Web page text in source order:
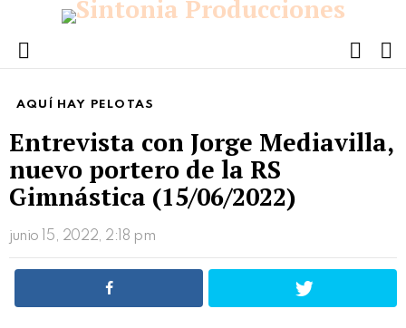
Menu
AQUÍ HAY PELOTAS
Entrevista con Jorge Mediavilla,
nuevo portero de la RS
Gimnástica (15/06/2022)
junio 15, 2022, 2:18 pm